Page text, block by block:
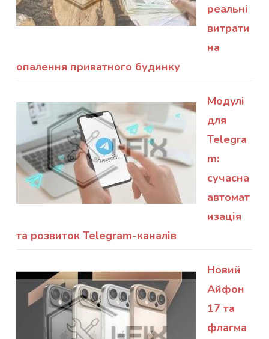
реальні
витрати
на
опалення приватного будинку
Модулі
для
Telegra
m:
сучасна
автомат
изація
та розвиток Telegram-каналів
Новий
Айфон
17 та
флагма